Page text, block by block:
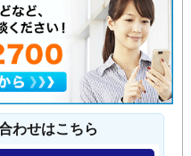
わせはこちら